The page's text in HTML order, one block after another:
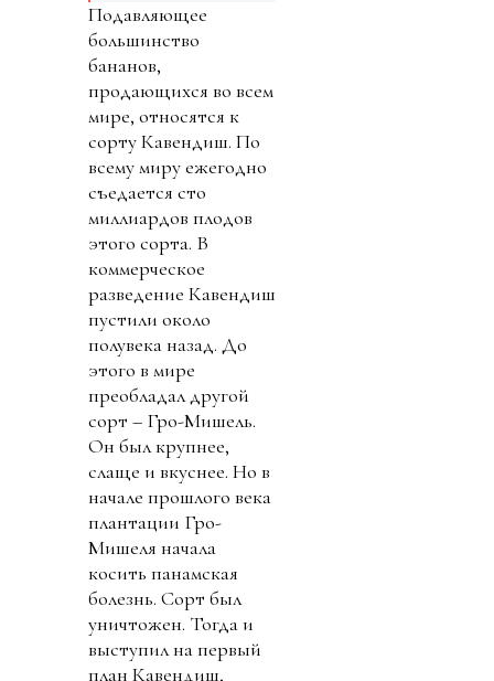
Подавляющее
большинство
бананов,
продающихся во всем
мире, относятся к
сорту Кавендиш. По
всему миру ежегодно
съедается сто
миллиардов плодов
этого сорта. В
коммерческое
разведение Кавендиш
пустили около
полувека назад. До
этого в мире
преобладал другой
сорт – Гро-Мишель.
Он был крупнее,
слаще и вкуснее. Но в
начале прошлого века
плантации Гро-
Мишеля начала
косить панамская
болезнь. Сорт был
уничтожен. Тогда и
выступил на первый
план Кавендиш,